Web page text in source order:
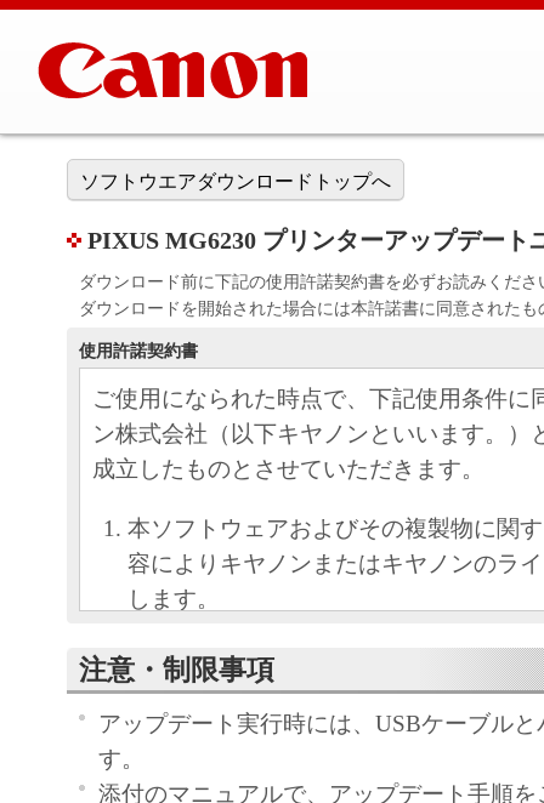
ソフトウエアダウンロードトップへ
PIXUS MG6230 プリンターアップデート
ダウンロード前に下記の使用許諾契約書を必ずお読みくださ
ダウンロードを開始された場合には本許諾書に同意された
使用許諾契約書
ご使用になられた時点で、下記使用条件に
ン株式会社（以下キヤノンといいます。）
成立したものとさせていただきます。
本ソフトウェアおよびその複製物に関
容によりキヤノンまたはキヤノンのラ
します。
といいます。）に対し、本ソフトウェ
独占的権利を許諾します。
ユーザーは、本ソフトウェアの全部ま
注意・制限事項
アップデート実行時には、USBケーブル
す。
添付のマニュアルで、アップデート手順